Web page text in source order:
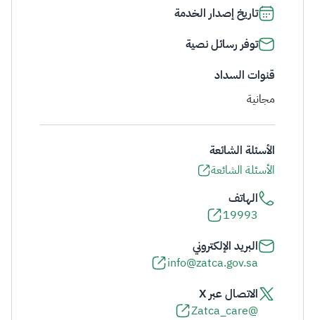
تاريخ إصدار الخدمة
توفر رسائل نصية
قنوات السداد
مجانية
الأسئلة الشائعة
الأسئلة الشائعة
الهاتف
19993
البريد الإلكتروني
info@zatca.gov.sa
الاتصال عبر X
@Zatca_care